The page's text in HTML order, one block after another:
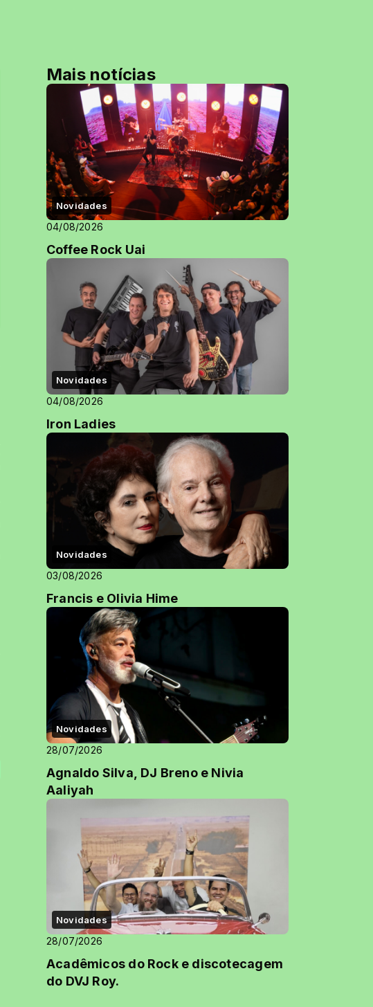
Mais notícias
Novidades
04/08/2026
Coffee Rock Uai
Novidades
04/08/2026
Iron Ladies
Novidades
03/08/2026
Francis e Olivia Hime
Novidades
28/07/2026
Agnaldo Silva, DJ Breno e Nivia
Aaliyah
Novidades
28/07/2026
Acadêmicos do Rock e discotecagem
do DVJ Roy.